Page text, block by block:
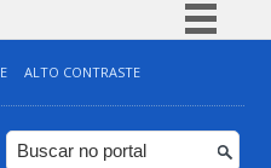
Simplifique!
Comunica BR
Participe
ALTO CONTRASTE